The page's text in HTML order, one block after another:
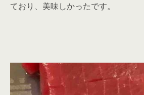
ており、美味しかったです。